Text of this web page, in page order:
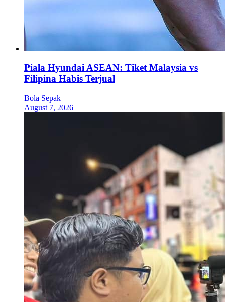
Piala Hyundai ASEAN: Tiket Malaysia vs
Filipina Habis Terjual
Bola Sepak
August 7, 2026